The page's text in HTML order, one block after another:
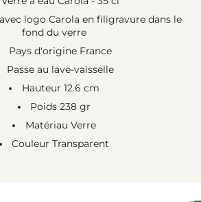
logo Carola en filigravure dans le
fond du verre
Pays d'origine France
Passe au lave-vaisselle
Hauteur 12.6 cm
Poids 238 gr
Matériau Verre
Couleur Transparent